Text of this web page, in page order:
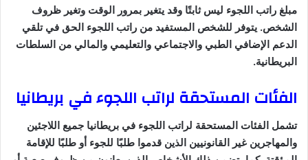
مبلغ راتب اللجوء ليس ثابتًا وقد يتغير بمرور الوقت وتغير ظروف
الشخص. يتوفر للشخص المستفيد من راتب اللجوء الحق في تلقي
الدعم الإضافي الطبي والاجتماعي والتعليمي والمالي من السلطات
البريطانية.
الفئات المستحقة لراتب اللجوء في بريطانيا
تشمل الفئات المستحقة لراتب اللجوء في بريطانيا جميع اللاجئين
والمهاجرين غير القانونيين الذين قدموا طلبًا للجوء أو طلبًا للإقامة